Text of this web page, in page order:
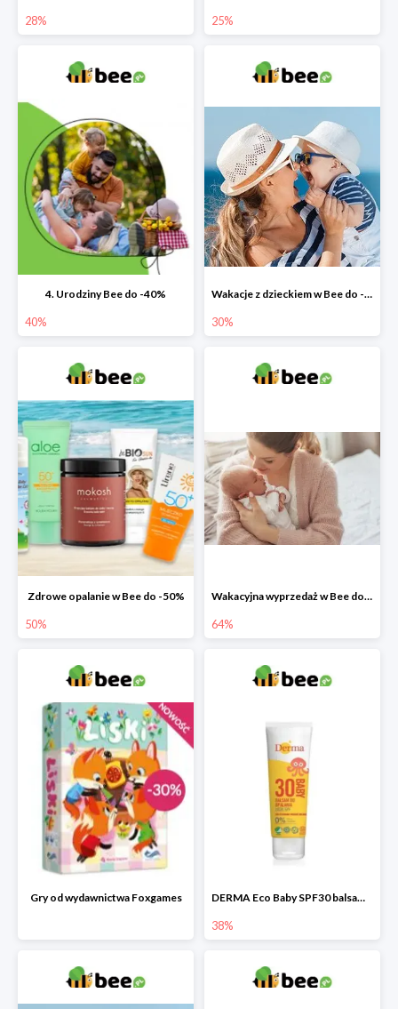
28% 25%
4. Urodziny Bee do -40%
40%
Wakacje z dzieckiem w Bee do -30%
30%
Zdrowe opalanie w Bee do -50%
50%
Wakacyjna wyprzedaż w Bee do -64%
64%
Gry od wydawnictwa Foxgames DERMA Eco Baby SPF30 balsam przeciwsłoneczny dla dzieci
38%